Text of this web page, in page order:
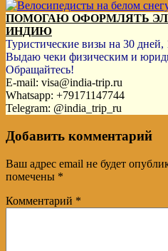
ПОМОГАЮ ОФОРМЛЯТЬ
ИНДИЮ
Туристические визы на 30 дней,
Выдаю чеки физическим и
Обращайтесь!
E-mail: visa@india-trip.ru
Whatsapp: +79171147744
Telegram: @india_trip_ru
Добавить комментарий
Ваш адрес email не будет
помечены *
Комментарий *